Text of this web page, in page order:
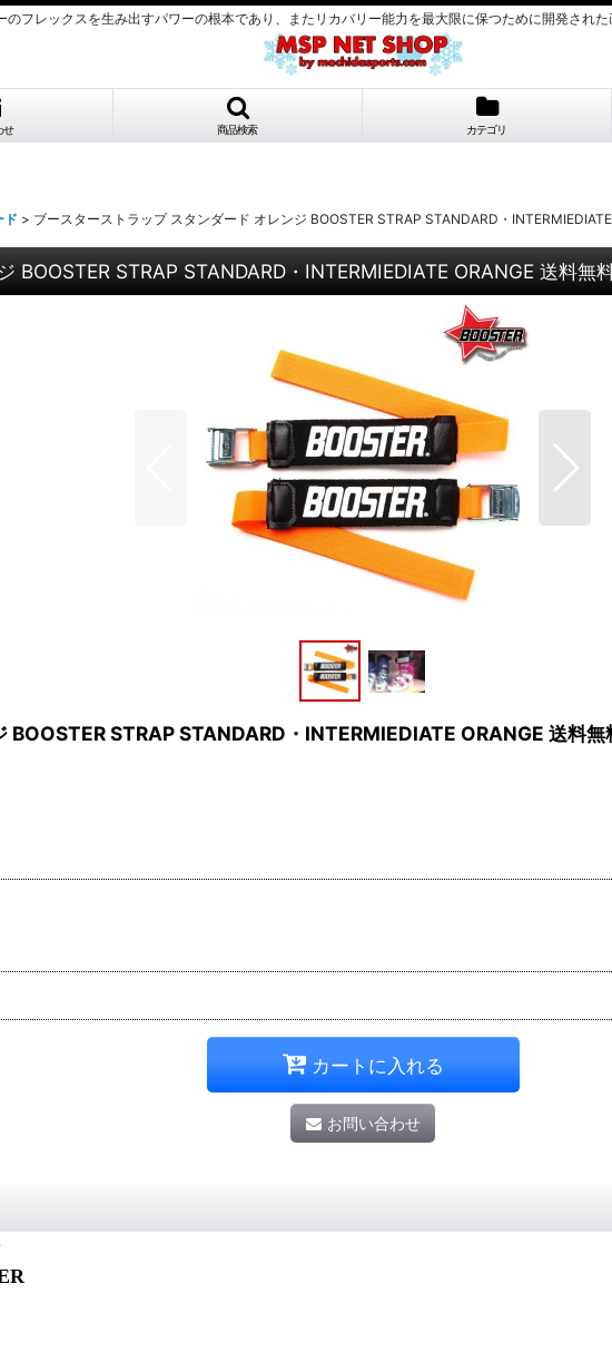
のフレックスを生み出すパワーの根本であり、またリカバリー能力を最大限に保つために開発された
せ 商品検索 カテゴリ
ド > ブースターストラップ スタンダード オレンジ BOOSTER STRAP STANDARD・
BOOSTER STRAP STANDARD・INTERMIEDIATE ORANGE 送料無
BOOSTER STRAP STANDARD・INTERMIEDIATE ORANGE 送料無
カートに入れる
お問い合わせ